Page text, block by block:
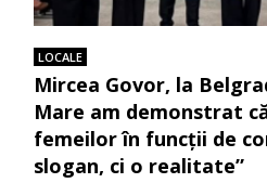
LOCALE
Mircea Govor, la
Mare am demonstrat
femeilor în funcții de
slogan, ci o realitate”